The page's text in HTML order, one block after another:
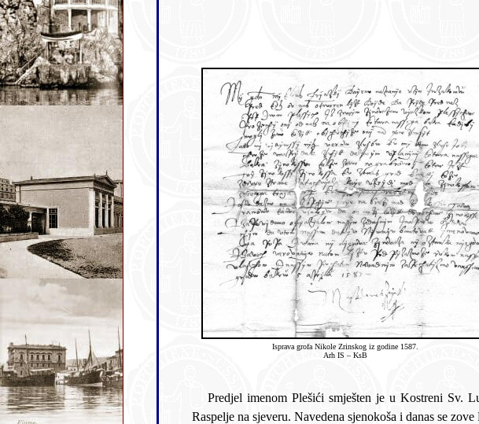
Isprava grofa Nikole Zrinskog iz godine 1587.
Arh IS – KsB
Predjel imenom Plešići smješten je u Kostreni Sv. Lucije između sela Sv. Lucija na
Raspelje na sjeveru. Navedena sjenokoša i